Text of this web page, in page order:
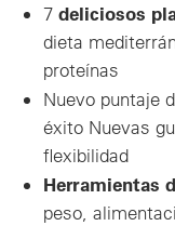
7 deliciosos
dieta
proteínas
Nuevo puntaje
éxito Nuevas
flexibilidad
Herramientas
peso,